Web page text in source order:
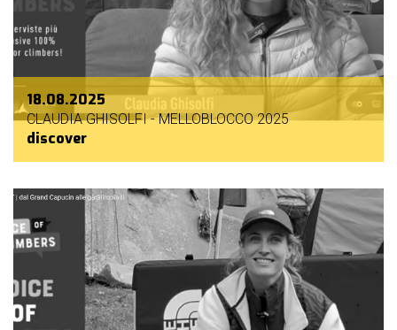
18.08.2025
CLAUDIA GHISOLFI - MELLOBLOCCO 2025
discover